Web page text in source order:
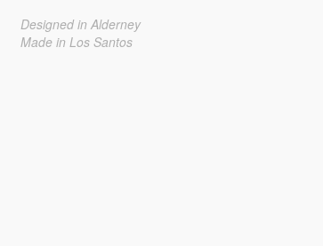
Designed in Alderney
Made in Los Santos